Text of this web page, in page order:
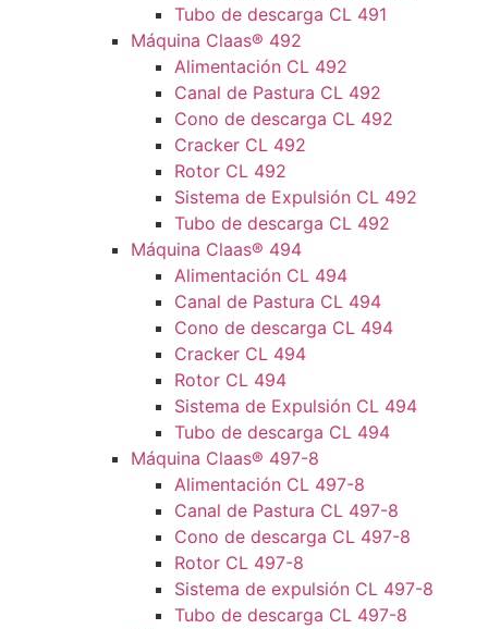
Tubo de descarga CL 491
Máquina Claas® 492
Alimentación CL 492
Canal de Pastura CL 492
Cono de descarga CL 492
Cracker CL 492
Rotor CL 492
Sistema de Expulsión CL 492
Tubo de descarga CL 492
Máquina Claas® 494
Alimentación CL 494
Canal de Pastura CL 494
Cono de descarga CL 494
Cracker CL 494
Rotor CL 494
Sistema de Expulsión CL 494
Tubo de descarga CL 494
Máquina Claas® 497-8
Alimentación CL 497-8
Canal de Pastura CL 497-8
Cono de descarga CL 497-8
Rotor CL 497-8
Sistema de expulsión CL 497-8
Tubo de descarga CL 497-8